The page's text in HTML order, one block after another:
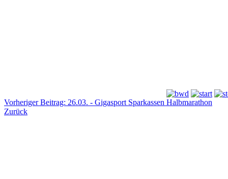
Vorheriger Beitrag: 26.03. - Gigasport Sparkassen Halbmarathon
Zurück